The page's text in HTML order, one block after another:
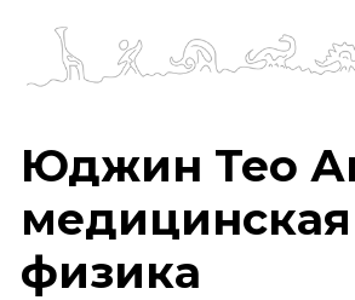
Юджин Тео
медицинская
физика